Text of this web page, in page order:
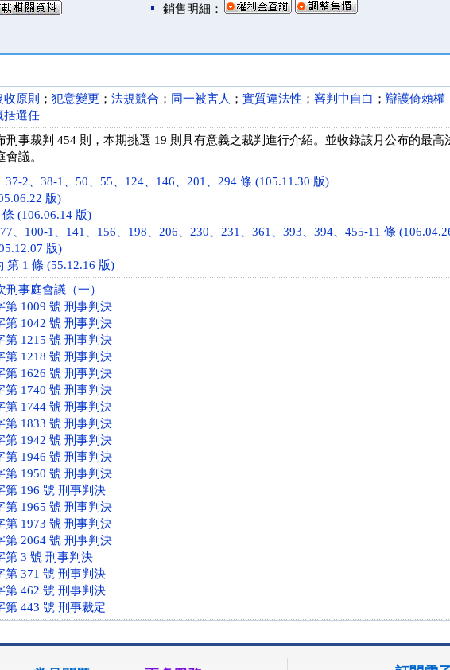
銷售明細：
原則 ； 犯意變更 ； 法規競合 ； 同一被害人 ； 實質違法性 ； 審判中自白 ； 辯護倚賴權
括選任
刑事裁判 454 則，本期挑選 19 則具有意義之裁判進行介紹。並收錄該月公布的最高
議。
2、38-1、50、55、124、146、201、294 條 (105.11.30 版)
版)
(106.06.14 版)
、100-1、141、156、198、206、230、231、361、393、394、455-11 條
版)
第 1 條 (55.12.16 版)
事庭會議（一）
第 1009 號 刑事判決
第 1042 號 刑事判決
第 1215 號 刑事判決
第 1218 號 刑事判決
第 1626 號 刑事判決
第 1740 號 刑事判決
第 1744 號 刑事判決
第 1833 號 刑事判決
第 1942 號 刑事判決
第 1946 號 刑事判決
第 1950 號 刑事判決
第 196 號 刑事判決
第 1965 號 刑事判決
第 1973 號 刑事判決
第 2064 號 刑事判決
第 3 號 刑事判決
第 371 號 刑事判決
第 462 號 刑事判決
第 443 號 刑事裁定